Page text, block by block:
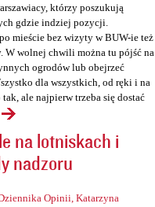
którzy poszukują
gdzie indziej pozycji.
mieście bez wizyty w BUW-ie też
W wolnej chwili można tu pójść na
ogrodów lub obejrzeć
dla wszystkich, od ręki i na
ale najpierw trzeba się dostać
na lotniskach i
nadzoru
Opinii, Katarzyna